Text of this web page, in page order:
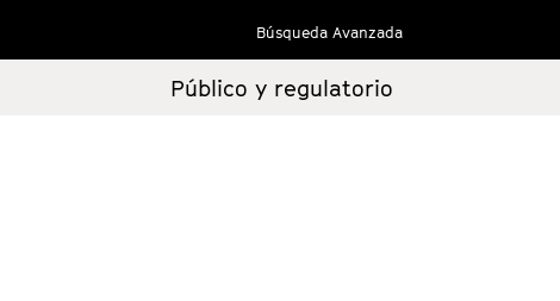
Búsqueda Avanzada
Público y regulatorio